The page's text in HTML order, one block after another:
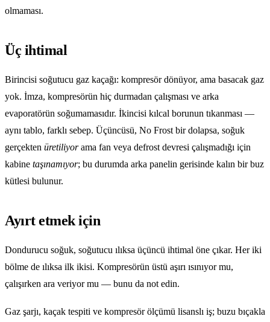
olmaması.
Üç ihtimal
Birincisi soğutucu gaz kaçağı: kompresör dönüyor, ama basacak gaz
yok. İmza, kompresörün hiç durmadan çalışması ve arka
evaporatörün soğumamasıdır. İkincisi kılcal borunun tıkanması —
aynı tablo, farklı sebep. Üçüncüsü, No Frost bir dolapsa, soğuk
gerçekten üretiliyorama fan veya defrost devresi çalışmadığı için
kabine taşınamıyor; bu durumda arka panelin gerisinde kalın bir buz
kütlesi bulunur.
Ayırt etmek için
Dondurucu soğuk, soğutucu ılıksa üçüncü ihtimal öne çıkar. Her iki
bölme de ılıksa ilk ikisi. Kompresörün üstü aşırı ısınıyor mu,
çalışırken ara veriyor mu — bunu da not edin.
Gaz şarjı, kaçak tespiti ve kompresör ölçümü lisanslı iş; buzu bıçakla